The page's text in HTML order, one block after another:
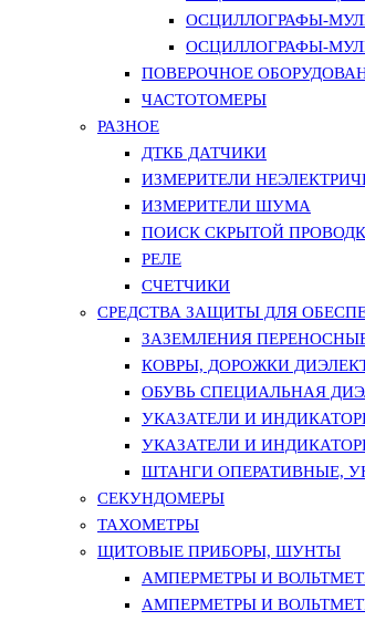
ОСЦИЛЛОГРАФЫ-
ОСЦИЛЛОГРАФЫ-
ПОВЕРОЧНОЕ
ЧАСТОТОМЕРЫ
РАЗНОЕ
ДТКБ ДАТЧИКИ
ИЗМЕРИТЕЛИ
ИЗМЕРИТЕЛИ ШУМА
ПОИСК СКРЫТОЙ
РЕЛЕ
СЧЕТЧИКИ
СРЕДСТВА ЗАЩИТЫ ДЛЯ
ЗАЗЕМЛЕНИЯ
КОВРЫ, ДОРОЖКИ
ОБУВЬ СПЕЦИАЛЬНАЯ
УКАЗАТЕЛИ И
УКАЗАТЕЛИ И
ШТАНГИ ОПЕРАТИВНЫЕ,
СЕКУНДОМЕРЫ
ТАХОМЕТРЫ
ЩИТОВЫЕ ПРИБОРЫ, ШУНТЫ
АМПЕРМЕТРЫ И
АМПЕРМЕТРЫ И